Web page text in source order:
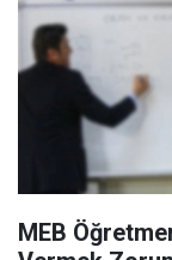
MEB